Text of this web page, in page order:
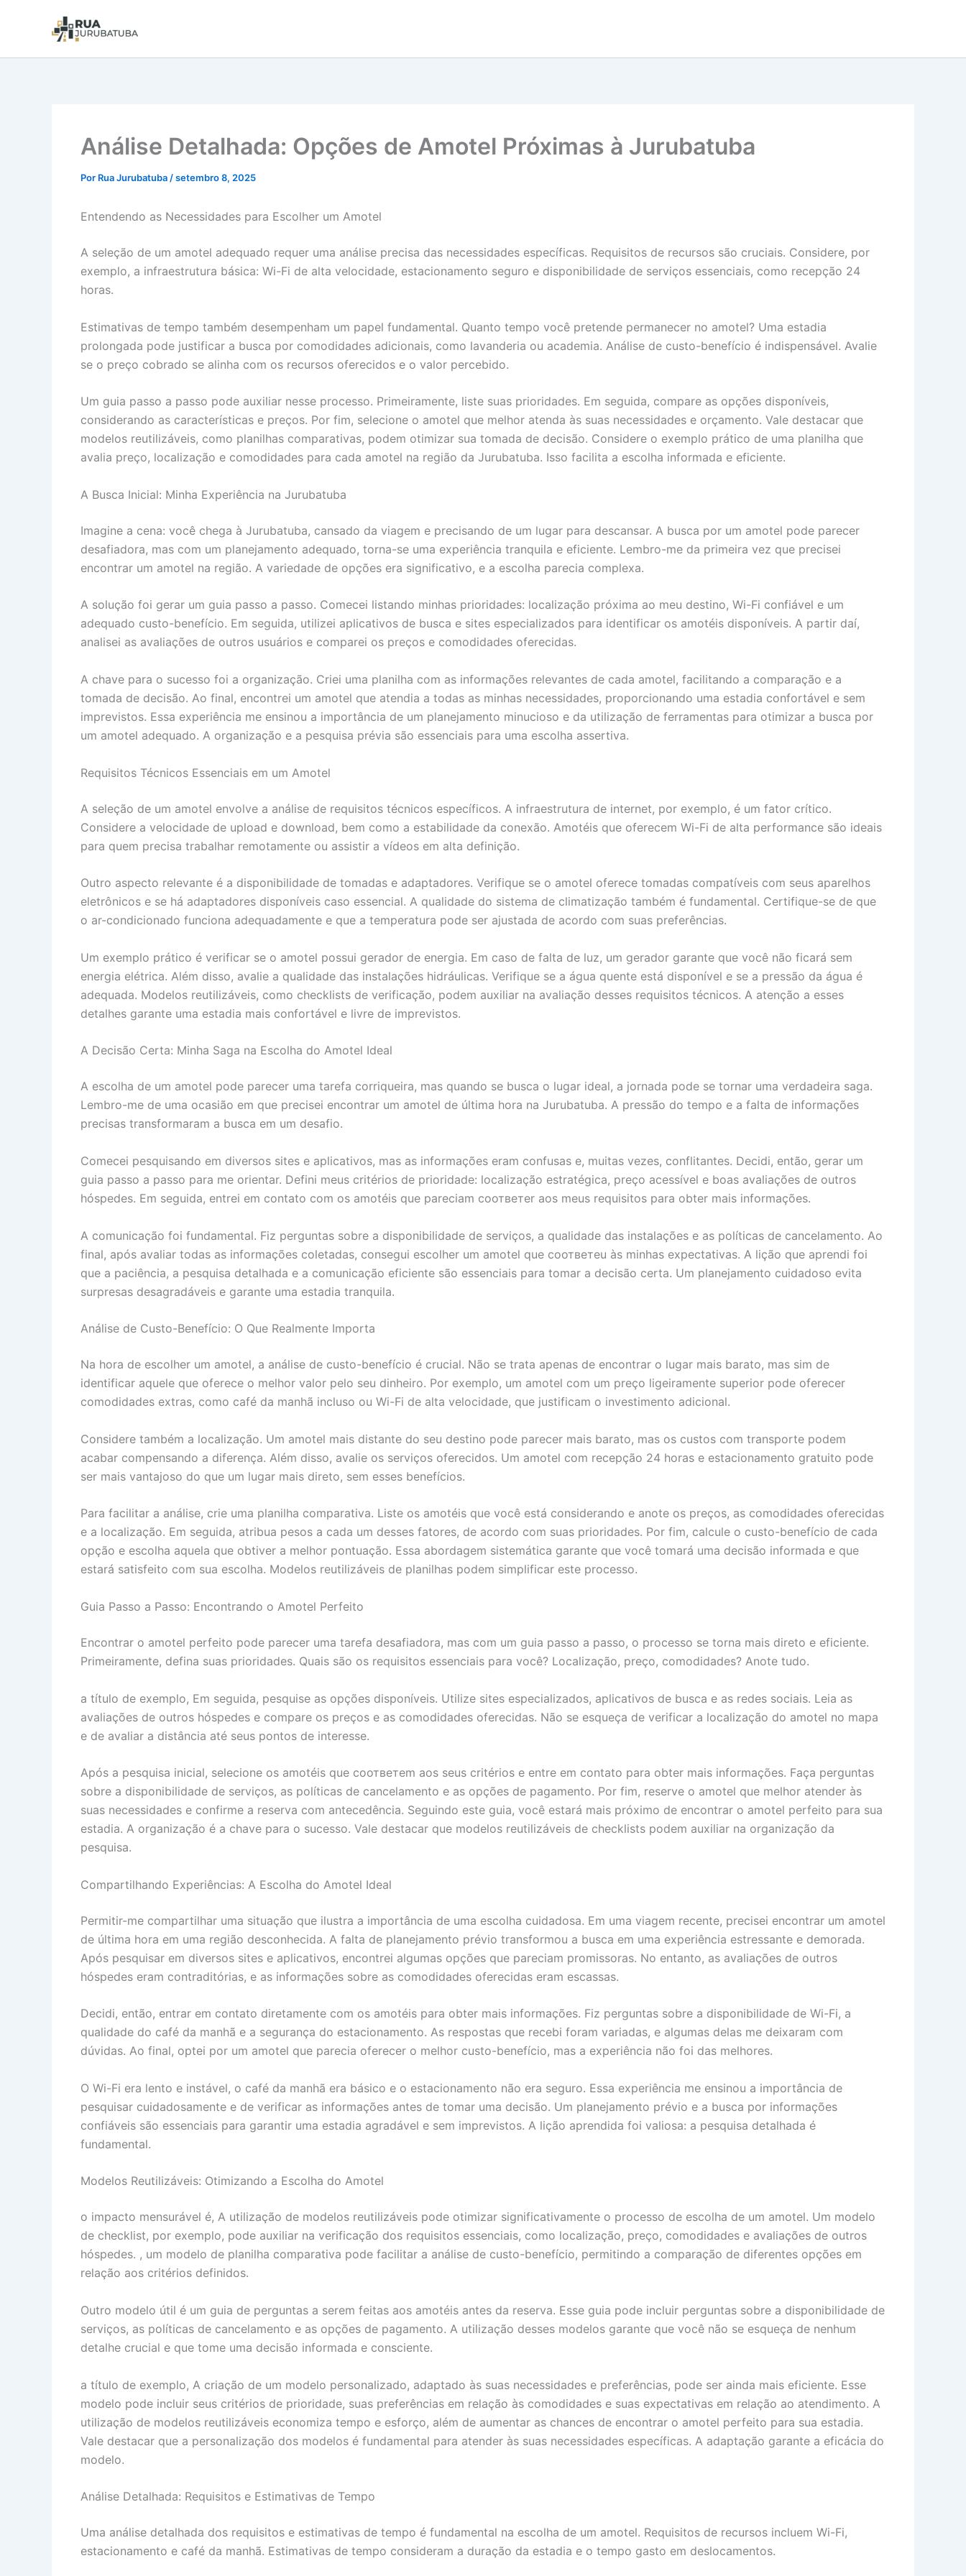
Análise Detalhada: Opções de Amotel Próximas à Jurubatuba
Por Rua Jurubatuba /setembro 8, 2025
Entendendo as Necessidades para Escolher um Amotel
A seleção de um amotel adequado requer uma análise precisa das necessidades específicas. Requisitos de recursos são cruciais. Considere, por
exemplo, a infraestrutura básica: Wi-Fi de alta velocidade, estacionamento seguro e disponibilidade de serviços essenciais, como recepção 24
horas.
Estimativas de tempo também desempenham um papel fundamental. Quanto tempo você pretende permanecer no amotel? Uma estadia
prolongada pode justificar a busca por comodidades adicionais, como lavanderia ou academia. Análise de custo-benefício é indispensável. Avalie
se o preço cobrado se alinha com os recursos oferecidos e o valor percebido.
Um guia passo a passo pode auxiliar nesse processo. Primeiramente, liste suas prioridades. Em seguida, compare as opções disponíveis,
considerando as características e preços. Por fim, selecione o amotel que melhor atenda às suas necessidades e orçamento. Vale destacar que
modelos reutilizáveis, como planilhas comparativas, podem otimizar sua tomada de decisão. Considere o exemplo prático de uma planilha que
avalia preço, localização e comodidades para cada amotel na região da Jurubatuba. Isso facilita a escolha informada e eficiente.
A Busca Inicial: Minha Experiência na Jurubatuba
Imagine a cena: você chega à Jurubatuba, cansado da viagem e precisando de um lugar para descansar. A busca por um amotel pode parecer
desafiadora, mas com um planejamento adequado, torna-se uma experiência tranquila e eficiente. Lembro-me da primeira vez que precisei
encontrar um amotel na região. A variedade de opções era significativo, e a escolha parecia complexa.
A solução foi gerar um guia passo a passo. Comecei listando minhas prioridades: localização próxima ao meu destino, Wi-Fi confiável e um
adequado custo-benefício. Em seguida, utilizei aplicativos de busca e sites especializados para identificar os amotéis disponíveis. A partir daí,
analisei as avaliações de outros usuários e comparei os preços e comodidades oferecidas.
A chave para o sucesso foi a organização. Criei uma planilha com as informações relevantes de cada amotel, facilitando a comparação e a
tomada de decisão. Ao final, encontrei um amotel que atendia a todas as minhas necessidades, proporcionando uma estadia confortável e sem
imprevistos. Essa experiência me ensinou a importância de um planejamento minucioso e da utilização de ferramentas para otimizar a busca por
um amotel adequado. A organização e a pesquisa prévia são essenciais para uma escolha assertiva.
Requisitos Técnicos Essenciais em um Amotel
A seleção de um amotel envolve a análise de requisitos técnicos específicos. A infraestrutura de internet, por exemplo, é um fator crítico.
Considere a velocidade de upload e download, bem como a estabilidade da conexão. Amotéis que oferecem Wi-Fi de alta performance são ideais
para quem precisa trabalhar remotamente ou assistir a vídeos em alta definição.
Outro aspecto relevante é a disponibilidade de tomadas e adaptadores. Verifique se o amotel oferece tomadas compatíveis com seus aparelhos
eletrônicos e se há adaptadores disponíveis caso essencial. A qualidade do sistema de climatização também é fundamental. Certifique-se de que
o ar-condicionado funciona adequadamente e que a temperatura pode ser ajustada de acordo com suas preferências.
Um exemplo prático é verificar se o amotel possui gerador de energia. Em caso de falta de luz, um gerador garante que você não ficará sem
energia elétrica. Além disso, avalie a qualidade das instalações hidráulicas. Verifique se a água quente está disponível e se a pressão da água é
adequada. Modelos reutilizáveis, como checklists de verificação, podem auxiliar na avaliação desses requisitos técnicos. A atenção a esses
detalhes garante uma estadia mais confortável e livre de imprevistos.
A Decisão Certa: Minha Saga na Escolha do Amotel Ideal
A escolha de um amotel pode parecer uma tarefa corriqueira, mas quando se busca o lugar ideal, a jornada pode se tornar uma verdadeira saga.
Lembro-me de uma ocasião em que precisei encontrar um amotel de última hora na Jurubatuba. A pressão do tempo e a falta de informações
precisas transformaram a busca em um desafio.
Comecei pesquisando em diversos sites e aplicativos, mas as informações eram confusas e, muitas vezes, conflitantes. Decidi, então, gerar um
guia passo a passo para me orientar. Defini meus critérios de prioridade: localização estratégica, preço acessível e boas avaliações de outros
hóspedes. Em seguida, entrei em contato com os amotéis que pareciam соответer aos meus requisitos para obter mais informações.
A comunicação foi fundamental. Fiz perguntas sobre a disponibilidade de serviços, a qualidade das instalações e as políticas de cancelamento. Ao
final, após avaliar todas as informações coletadas, consegui escolher um amotel que соответeu às minhas expectativas. A lição que aprendi foi
que a paciência, a pesquisa detalhada e a comunicação eficiente são essenciais para tomar a decisão certa. Um planejamento cuidadoso evita
surpresas desagradáveis e garante uma estadia tranquila.
Análise de Custo-Benefício: O Que Realmente Importa
Na hora de escolher um amotel, a análise de custo-benefício é crucial. Não se trata apenas de encontrar o lugar mais barato, mas sim de
identificar aquele que oferece o melhor valor pelo seu dinheiro. Por exemplo, um amotel com um preço ligeiramente superior pode oferecer
comodidades extras, como café da manhã incluso ou Wi-Fi de alta velocidade, que justificam o investimento adicional.
Considere também a localização. Um amotel mais distante do seu destino pode parecer mais barato, mas os custos com transporte podem
acabar compensando a diferença. Além disso, avalie os serviços oferecidos. Um amotel com recepção 24 horas e estacionamento gratuito pode
ser mais vantajoso do que um lugar mais direto, sem esses benefícios.
Para facilitar a análise, crie uma planilha comparativa. Liste os amotéis que você está considerando e anote os preços, as comodidades oferecidas
e a localização. Em seguida, atribua pesos a cada um desses fatores, de acordo com suas prioridades. Por fim, calcule o custo-benefício de cada
opção e escolha aquela que obtiver a melhor pontuação. Essa abordagem sistemática garante que você tomará uma decisão informada e que
estará satisfeito com sua escolha. Modelos reutilizáveis de planilhas podem simplificar este processo.
Guia Passo a Passo: Encontrando o Amotel Perfeito
Encontrar o amotel perfeito pode parecer uma tarefa desafiadora, mas com um guia passo a passo, o processo se torna mais direto e eficiente.
Primeiramente, defina suas prioridades. Quais são os requisitos essenciais para você? Localização, preço, comodidades? Anote tudo.
a título de exemplo, Em seguida, pesquise as opções disponíveis. Utilize sites especializados, aplicativos de busca e as redes sociais. Leia as
avaliações de outros hóspedes e compare os preços e as comodidades oferecidas. Não se esqueça de verificar a localização do amotel no mapa
e de avaliar a distância até seus pontos de interesse.
Após a pesquisa inicial, selecione os amotéis que соответem aos seus critérios e entre em contato para obter mais informações. Faça perguntas
sobre a disponibilidade de serviços, as políticas de cancelamento e as opções de pagamento. Por fim, reserve o amotel que melhor atender às
suas necessidades e confirme a reserva com antecedência. Seguindo este guia, você estará mais próximo de encontrar o amotel perfeito para sua
estadia. A organização é a chave para o sucesso. Vale destacar que modelos reutilizáveis de checklists podem auxiliar na organização da
pesquisa.
Compartilhando Experiências: A Escolha do Amotel Ideal
Permitir-me compartilhar uma situação que ilustra a importância de uma escolha cuidadosa. Em uma viagem recente, precisei encontrar um amotel
de última hora em uma região desconhecida. A falta de planejamento prévio transformou a busca em uma experiência estressante e demorada.
Após pesquisar em diversos sites e aplicativos, encontrei algumas opções que pareciam promissoras. No entanto, as avaliações de outros
hóspedes eram contraditórias, e as informações sobre as comodidades oferecidas eram escassas.
Decidi, então, entrar em contato diretamente com os amotéis para obter mais informações. Fiz perguntas sobre a disponibilidade de Wi-Fi, a
qualidade do café da manhã e a segurança do estacionamento. As respostas que recebi foram variadas, e algumas delas me deixaram com
dúvidas. Ao final, optei por um amotel que parecia oferecer o melhor custo-benefício, mas a experiência não foi das melhores.
O Wi-Fi era lento e instável, o café da manhã era básico e o estacionamento não era seguro. Essa experiência me ensinou a importância de
pesquisar cuidadosamente e de verificar as informações antes de tomar uma decisão. Um planejamento prévio e a busca por informações
confiáveis são essenciais para garantir uma estadia agradável e sem imprevistos. A lição aprendida foi valiosa: a pesquisa detalhada é
fundamental.
Modelos Reutilizáveis: Otimizando a Escolha do Amotel
o impacto mensurável é, A utilização de modelos reutilizáveis pode otimizar significativamente o processo de escolha de um amotel. Um modelo
de checklist, por exemplo, pode auxiliar na verificação dos requisitos essenciais, como localização, preço, comodidades e avaliações de outros
hóspedes. , um modelo de planilha comparativa pode facilitar a análise de custo-benefício, permitindo a comparação de diferentes opções em
relação aos critérios definidos.
Outro modelo útil é um guia de perguntas a serem feitas aos amotéis antes da reserva. Esse guia pode incluir perguntas sobre a disponibilidade de
serviços, as políticas de cancelamento e as opções de pagamento. A utilização desses modelos garante que você não se esqueça de nenhum
detalhe crucial e que tome uma decisão informada e consciente.
a título de exemplo, A criação de um modelo personalizado, adaptado às suas necessidades e preferências, pode ser ainda mais eficiente. Esse
modelo pode incluir seus critérios de prioridade, suas preferências em relação às comodidades e suas expectativas em relação ao atendimento. A
utilização de modelos reutilizáveis economiza tempo e esforço, além de aumentar as chances de encontrar o amotel perfeito para sua estadia.
Vale destacar que a personalização dos modelos é fundamental para atender às suas necessidades específicas. A adaptação garante a eficácia do
modelo.
Análise Detalhada: Requisitos e Estimativas de Tempo
Uma análise detalhada dos requisitos e estimativas de tempo é fundamental na escolha de um amotel. Requisitos de recursos incluem Wi-Fi,
estacionamento e café da manhã. Estimativas de tempo consideram a duração da estadia e o tempo gasto em deslocamentos.